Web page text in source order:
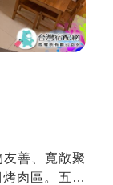
善、寬敞聚
肉區。五分